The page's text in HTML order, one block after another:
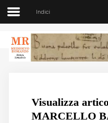
Medioevo Romanzo
Indici
Visualizza
MARCELLO